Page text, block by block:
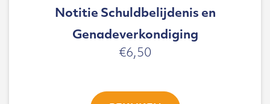
Notitie Schuldbelijdenis en
Genadeverkondiging
€6,50